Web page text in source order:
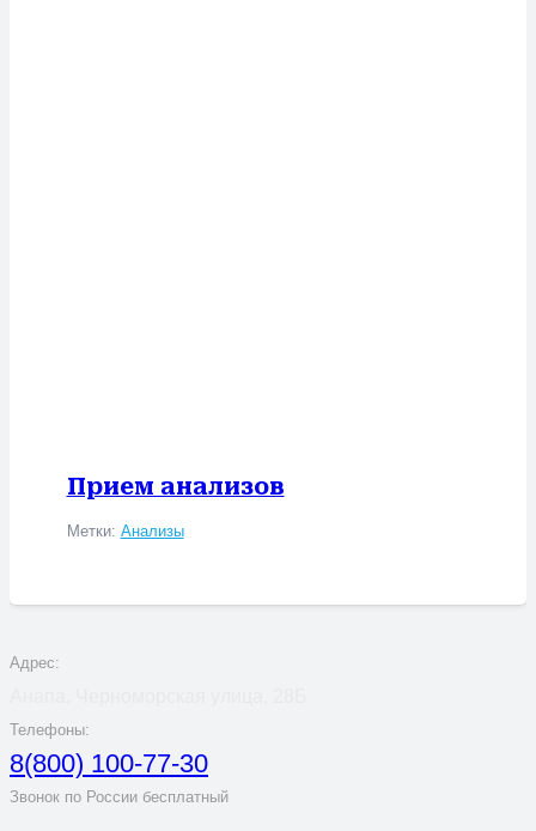
Прием анализов
Метки: Анализы
Адрес:
Телефоны:
8(800) 100-77-30
Звонок по России бесплатный